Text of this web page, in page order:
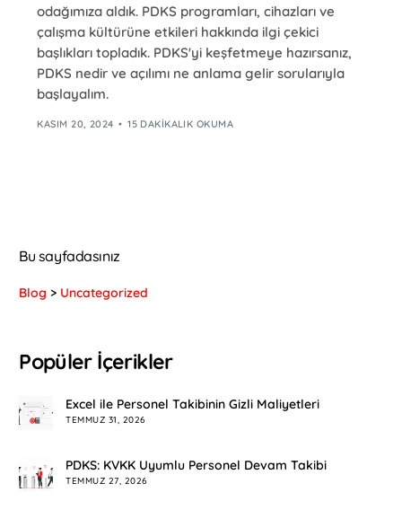
odağımıza aldık. PDKS programları, cihazları ve
çalışma kültürüne etkileri hakkında ilgi çekici
başlıkları topladık. PDKS'yi keşfetmeye hazırsanız,
PDKS nedir ve açılımı ne anlama gelir sorularıyla
başlayalım.
KASIM 20, 2024 15 DAKIKALIK OKUMA
Bu sayfadasınız
Blog > Uncategorized
Popüler İçerikler
Excel ile Personel Takibinin Gizli Maliyetleri
TEMMUZ 31, 2026
PDKS: KVKK Uyumlu Personel Devam Takibi
TEMMUZ 27, 2026